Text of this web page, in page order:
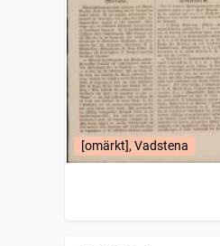
[omärkt], Vadstena